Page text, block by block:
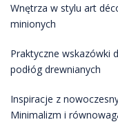
Wnętrza w stylu art
minionych
Praktyczne wskazówki
podłóg drewnianych
Inspiracje z
Minimalizm i